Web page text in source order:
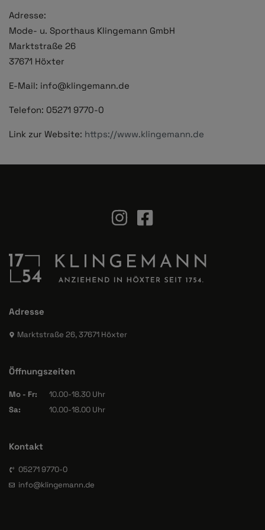
Adresse:
Mode- u. Sporthaus Klingemann GmbH
Marktstraße 26
37671 Höxter
E-Mail: info@klingemann.de
Telefon: 05271 9770-0
Link zur Website: https://www.klingemann.de
Adresse
Marktstraße 26, 37671 Höxter
Öffnungszeiten
Mo - Fr:
10.00-18.30 Uhr
Sa:
10.00-18.00 Uhr
Kontakt
05271 9770-0
info@klingemann.de